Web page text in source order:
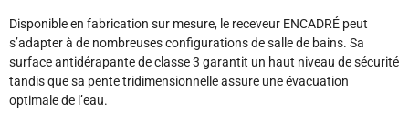
Disponible en fabrication sur mesure, le receveur ENCADRÉ peut
s’adapter à de nombreuses configurations de salle de bains. Sa
surface antidérapante de classe 3 garantit un haut niveau de sécurité
tandis que sa pente tridimensionnelle assure une évacuation
optimale de l’eau.